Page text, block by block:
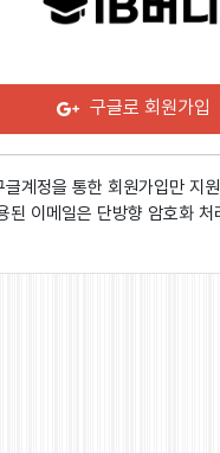
구글로 회원가입
글계정을 통한 회원가입만 지
된 이메일은 단방향 암호화 처